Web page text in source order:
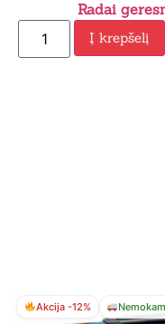
Radai
Į krepšelį
Akcija -12%